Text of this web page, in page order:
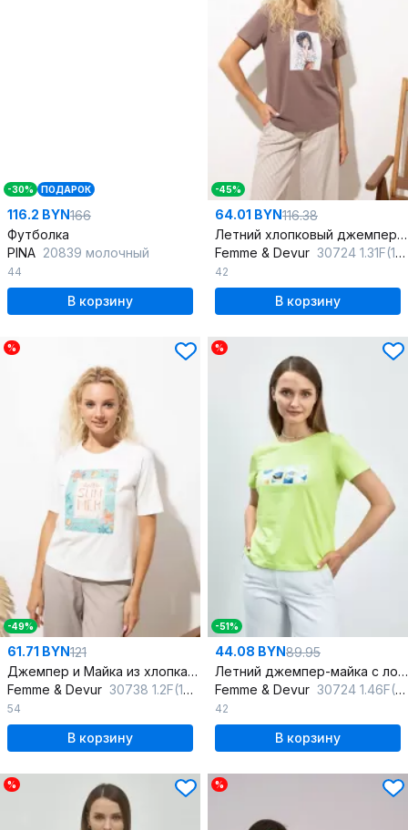
-30% ПОДАРОК
116.2 BYN166
Футболка
PINA 20839 молочный
44
В корзину
-45%
64.01 BYN116.38
Летний хлопковый джемпер и майка в коричневом цвете
Femme & Devur 30724 1.31F(170)
42
В корзину
%
-49%
61.71 BYN121
Джемпер и Майка из хлопка в белом на лето
Femme & Devur 30738 1.2F(170)
54
В корзину
%
-51%
44.08 BYN89.95
Летний джемпер-майка с лодочным вырезом
Femme & Devur 30724 1.46F(170)
42
В корзину
% %